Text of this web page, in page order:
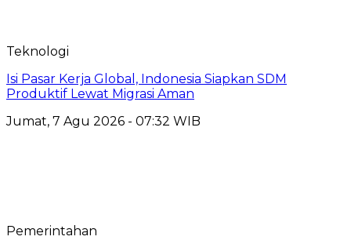
Teknologi
​Isi Pasar Kerja Global, Indonesia Siapkan SDM
Produktif Lewat Migrasi Aman
Jumat, 7 Agu 2026 - 07:32 WIB
Pemerintahan